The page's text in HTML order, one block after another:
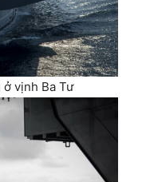
vịnh Ba Tư